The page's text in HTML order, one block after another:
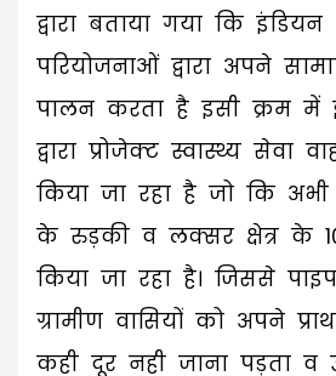
द्वारा बताया गया कि
परियोजनाओं द्वारा अपने
पालन करता है इसी क्रम में
द्वारा प्रोजेक्ट स्वास्थ्य सेवा
किया जा रहा है जो कि अभी
के रुड़की व लक्सर क्षेत्र के
किया जा रहा है। जिससे
ग्रामीण वासियों को अपने
कही दूर नही जाना पड़ता व